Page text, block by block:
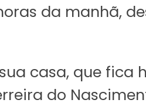
da manhã,
casa, que fica
do